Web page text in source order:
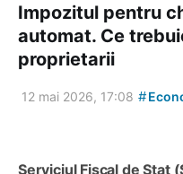
Impozitul pentru
automat. Ce
proprietarii
12 mai 2026, 17:08 #
Serviciul Fiscal de Stat